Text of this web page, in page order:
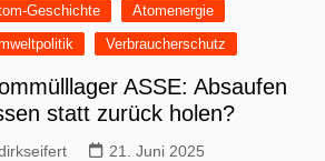
Geschichte
Atomenergie
Verbraucherschutz
ASSE: Absaufen
statt zurück holen?
21. Juni 2025